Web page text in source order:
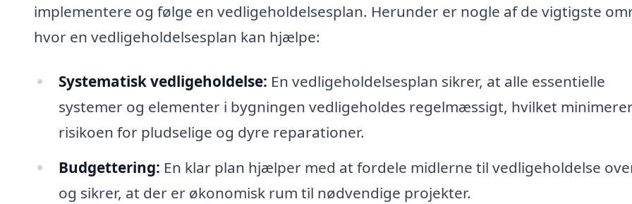
implementere og følge en vedligeholdelsesplan. Herunder er nogle af de vigtigste
hvor en vedligeholdelsesplan kan hjælpe:
Systematisk vedligeholdelse: En vedligeholdelsesplan sikrer, at alle essentielle
systemer og elementer i bygningen vedligeholdes regelmæssigt, hvilket
risikoen for pludselige og dyre reparationer.
Budgettering: En klar plan hjælper med at fordele midlerne til vedligeholdelse
og sikrer, at der er økonomisk rum til nødvendige projekter.